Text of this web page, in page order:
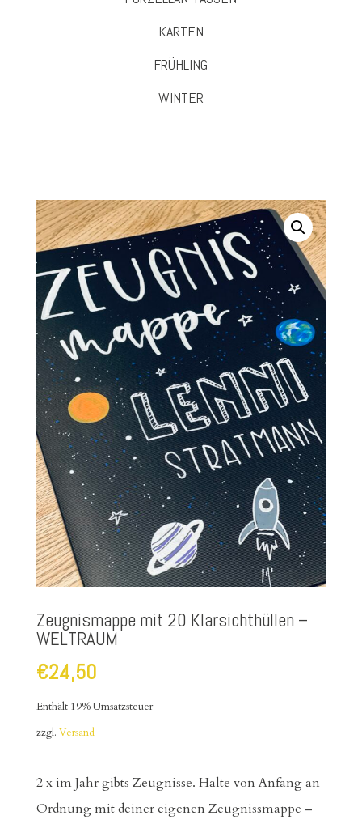
KARTEN
FRÜHLING
WINTER
Zeugnismappe mit 20 Klarsichthüllen –
WELTRAUM
€24,50
Enthält 19% Umsatzsteuer
zzgl. Versand
2 x im Jahr gibts Zeugnisse. Halte von Anfang an
Ordnung mit deiner eigenen Zeugnissmappe –